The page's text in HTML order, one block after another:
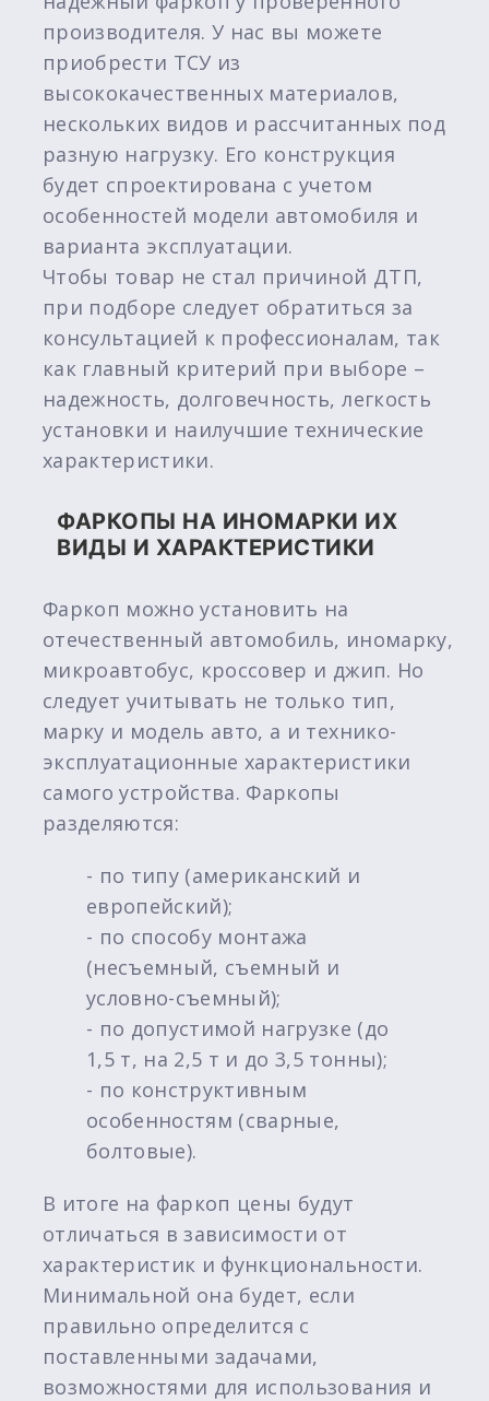
производителя. У нас вы можете
приобрести ТСУ из
высококачественных материалов,
нескольких видов и рассчитанных под
разную нагрузку. Его конструкция
будет спроектирована с учетом
особенностей модели автомобиля и
варианта эксплуатации.
Чтобы товар не стал причиной ДТП,
при подборе следует обратиться за
консультацией к профессионалам, так
как главный критерий при выборе –
надежность, долговечность, легкость
установки и наилучшие технические
характеристики.
ФАРКОПЫ НА ИНОМАРКИ ИХ
ВИДЫ И ХАРАКТЕРИСТИКИ
Фаркоп можно установить на
отечественный автомобиль, иномарку,
микроавтобус, кроссовер и джип. Но
следует учитывать не только тип,
марку и модель авто, а и технико-
эксплуатационные характеристики
самого устройства. Фаркопы
разделяются:
- по типу (американский и
европейский);
- по способу монтажа
(несъемный, съемный и
условно-съемный);
- по допустимой нагрузке (до
1,5 т, на 2,5 т и до 3,5 тонны);
- по конструктивным
особенностям (сварные,
болтовые).
В итоге на фаркоп цены будут
отличаться в зависимости от
характеристик и функциональности.
Минимальной она будет, если
правильно определится с
поставленными задачами,
возможностями для использования и